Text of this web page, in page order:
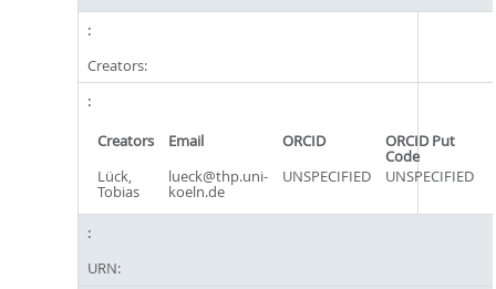
Creators:
Creators Email ORCID ORCID Put
Code
Lück,
Tobias
lueck@thp.uni-
koeln.de
UNSPECIFIED UNSPECIFIED
URN: